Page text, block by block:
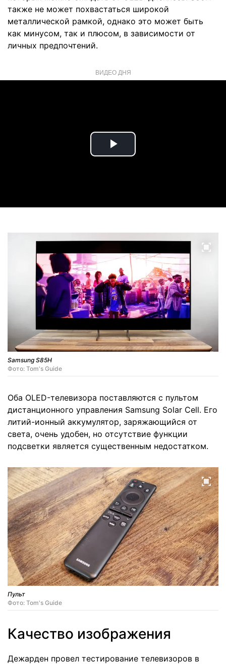
также не может похвастаться широкой
металлической рамкой, однако это может быть
как минусом, так и плюсом, в зависимости от
личных предпочтений.
ВИДЕО ДНЯ
Play
Samsung S85H
Фото: Tom's Guide
Оба OLED-телевизора поставляются с пультом
дистанционного управления Samsung Solar Cell. Его
литий-ионный аккумулятор, заряжающийся от
света, очень удобен, но отсутствие функции
подсветки является существенным недостатком.
Пульт
Фото: Tom's Guide
Качество изображения
Дежарден провел тестирование телевизоров в